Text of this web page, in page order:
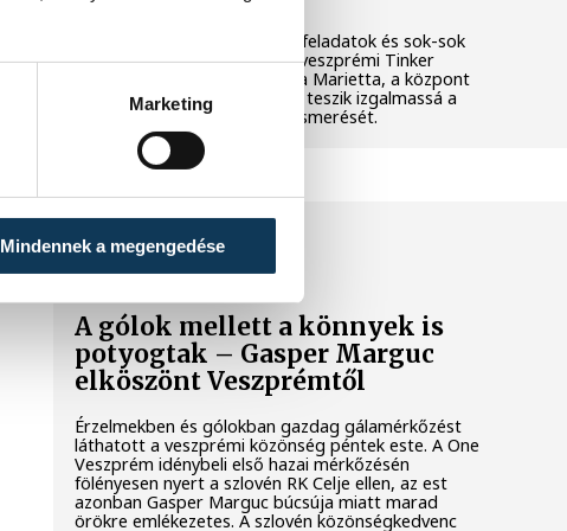
Marketing
Mindennek a megengedése
Látványos kísérletek, kreatív feladatok és sok-sok
élmény várja a gyerekeket a veszprémi Tinker
Labsben. Videónkban Balassa Marietta, a központ
vezetője mutatja be, hogyan teszik izgalmassá a
természettudományok megismerését.
A gólok mellett a könnyek is
potyogtak – Gasper Marguc
elköszönt Veszprémtől
Érzelmekben és gólokban gazdag gálamérkőzést
láthatott a veszprémi közönség péntek este. A One
Veszprém idénybeli első hazai mérkőzésén
fölényesen nyert a szlovén RK Celje ellen, az est
azonban Gasper Marguc búcsúja miatt marad
örökre emlékezetes. A szlovén közönségkedvenc